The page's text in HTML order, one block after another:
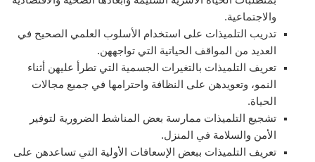
والاجتماعية.
تدريب التلميذات على استخدام الأسلوب العلمي الصحيح في
العديد من المواقف الحياتية التي تواجههن.
تعريف التلميذات بالتغيرات الجسمية التي تطرأ عليهن أثناء
النمو، وتعويدهن على النظافة واحترامها في جميع مجالات
الحياة.
تشجيع التلميذات ممارسة بعض المناشط الضرورية لتوفير
الأمن والسلامة في المنزل.
تعريف التلميذات ببعض الإسعافات الأولية التي تساعدهن على